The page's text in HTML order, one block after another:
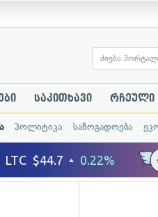
საკითხავი რჩეული
პოლიტიკა საზოგადოება